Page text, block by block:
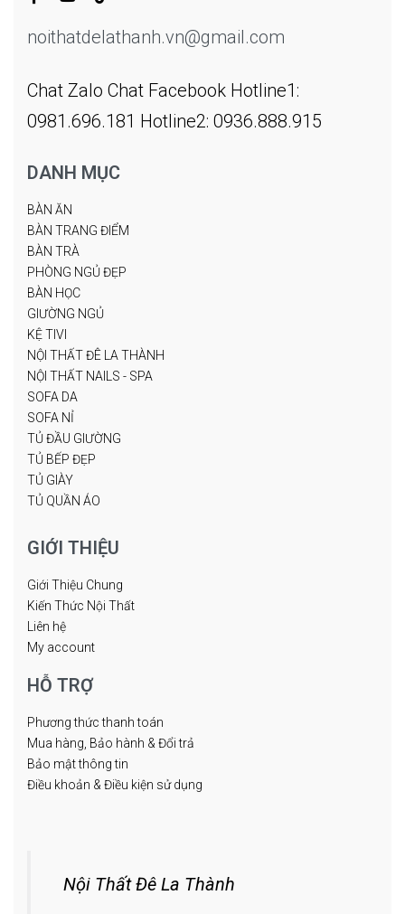
noithatdelathanh.vn@gmail.com
Chat Zalo Chat Facebook Hotline1:
0981.696.181 Hotline2: 0936.888.915
DANH MỤC
BÀN ĂN
BÀN TRANG ĐIỂM
BÀN TRÀ
PHÒNG NGỦ ĐẸP
BÀN HỌC
GIƯỜNG NGỦ
KỆ TIVI
NỘI THẤT ĐÊ LA THÀNH
NỘI THẤT NAILS - SPA
SOFA DA
SOFA NỈ
TỦ ĐẦU GIƯỜNG
TỦ BẾP ĐẸP
TỦ GIÀY
TỦ QUẦN ÁO
GIỚI THIỆU
Giới Thiệu Chung
Kiến Thức Nội Thất
Liên hệ
My account
HỖ TRỢ
Phương thức thanh toán
Mua hàng, Bảo hành & Đổi trả
Bảo mật thông tin
Điều khoản & Điều kiện sử dụng
Nội Thất Đê La Thành